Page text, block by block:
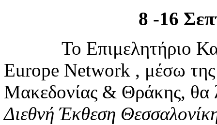
8 -16
Το Επιμελητήριο
Europe Network , μέσω της
Μακεδονίας & Θράκης, θα
Διεθνή Έκθεση